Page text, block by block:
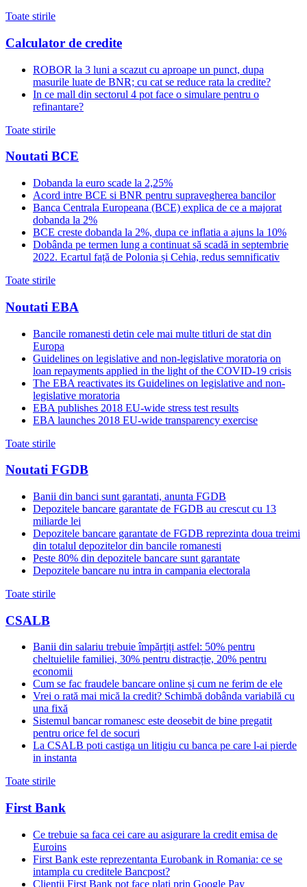
Toate stirile
Calculator de credite
ROBOR la 3 luni a scazut cu aproape un punct, dupa
masurile luate de BNR; cu cat se reduce rata la credite?
In ce mall din sectorul 4 pot face o simulare pentru o
refinantare?
Toate stirile
Noutati BCE
Dobanda la euro scade la 2,25%
Acord intre BCE si BNR pentru supravegherea bancilor
Banca Centrala Europeana (BCE) explica de ce a majorat
dobanda la 2%
BCE creste dobanda la 2%, dupa ce inflatia a ajuns la 10%
Dobânda pe termen lung a continuat să scadă in septembrie
2022. Ecartul față de Polonia și Cehia, redus semnificativ
Toate stirile
Noutati EBA
Bancile romanesti detin cele mai multe titluri de stat din
Europa
Guidelines on legislative and non-legislative moratoria on
loan repayments applied in the light of the COVID-19 crisis
The EBA reactivates its Guidelines on legislative and non-
legislative moratoria
EBA publishes 2018 EU-wide stress test results
EBA launches 2018 EU-wide transparency exercise
Toate stirile
Noutati FGDB
Banii din banci sunt garantati, anunta FGDB
Depozitele bancare garantate de FGDB au crescut cu 13
miliarde lei
Depozitele bancare garantate de FGDB reprezinta doua treimi
din totalul depozitelor din bancile romanesti
Peste 80% din depozitele bancare sunt garantate
Depozitele bancare nu intra in campania electorala
Toate stirile
CSALB
Banii din salariu trebuie împărțiți astfel: 50% pentru
cheltuielile familiei, 30% pentru distracție, 20% pentru
economii
Cum se fac fraudele bancare online și cum ne ferim de ele
Vrei o rată mai mică la credit? Schimbă dobânda variabilă cu
una fixă
Sistemul bancar romanesc este deosebit de bine pregatit
pentru orice fel de socuri
La CSALB poti castiga un litigiu cu banca pe care l-ai pierde
in instanta
Toate stirile
First Bank
Ce trebuie sa faca cei care au asigurare la credit emisa de
Euroins
First Bank este reprezentanta Eurobank in Romania: ce se
intampla cu creditele Bancpost?
Clientii First Bank pot face plati prin Google Pay